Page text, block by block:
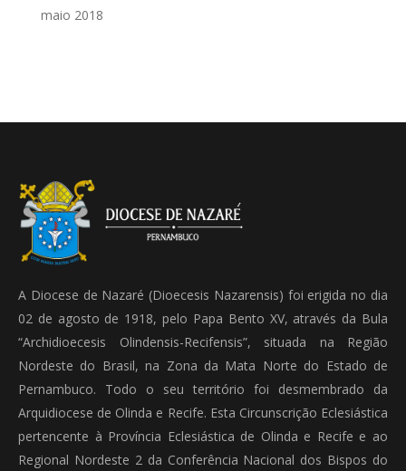
maio 2018
A Diocese de Nazaré (Dioecesis Nazarensis) foi erigida no dia
02 de agosto de 1918, pelo Papa Bento XV, através da Bula
“Archidioecesis Olindensis-Recifensis”, situada na Região
Nordeste do Brasil, na Zona da Mata Norte do Estado de
Pernambuco. Todo o seu território foi desmembrado da
Arquidiocese de Olinda e Recife. Esta Circunscrição Eclesiástica
pertencente à Província Eclesiástica de Olinda e Recife e ao
Regional Nordeste 2 da Conferência Nacional dos Bispos do